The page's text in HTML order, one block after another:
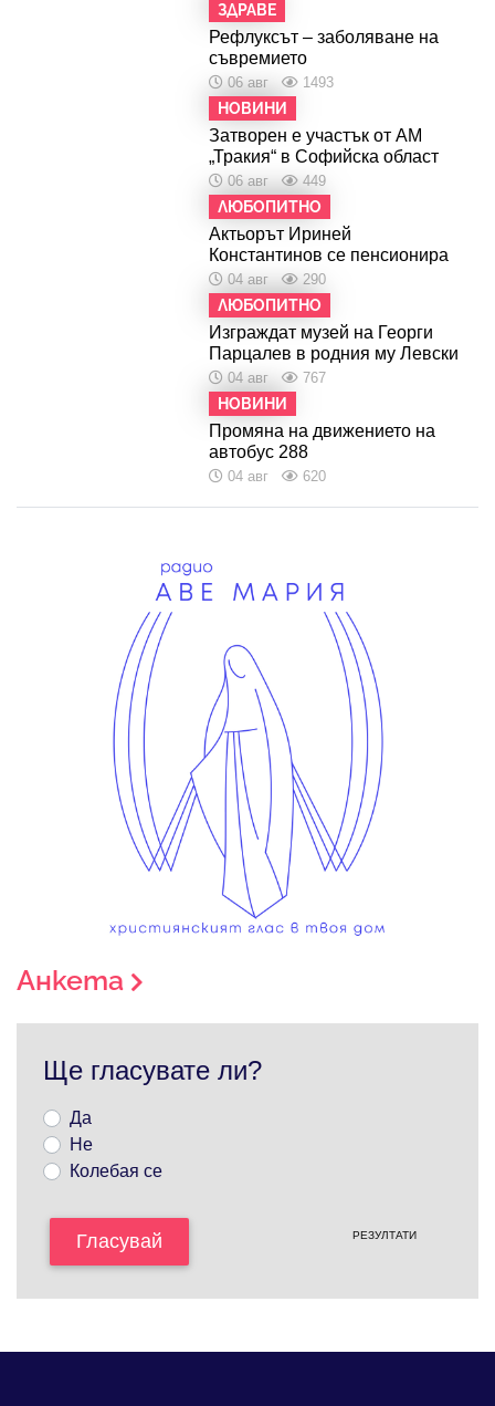
ЗДРАВЕ
Рефлуксът – заболяване на
съвремието
06 авг 1493
НОВИНИ
Затворен е участък от АМ
„Тракия“ в Софийска област
06 авг 449
ЛЮБОПИТНО
Актьорът Ириней
Константинов се пенсионира
04 авг 290
ЛЮБОПИТНО
Изграждат музей на Георги
Парцалев в родния му Левски
04 авг 767
НОВИНИ
Промяна на движението на
автобус 288
04 авг 620
Анкета
Ще гласувате ли?
Да
Не
Колебая се
Гласувай РЕЗУЛТАТИ